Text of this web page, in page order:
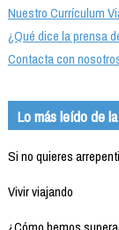
Nuestro Currículum
¿Qué dice la prensa
Contacta con
Lo más leído de
Si no quieres
Vivir viajando